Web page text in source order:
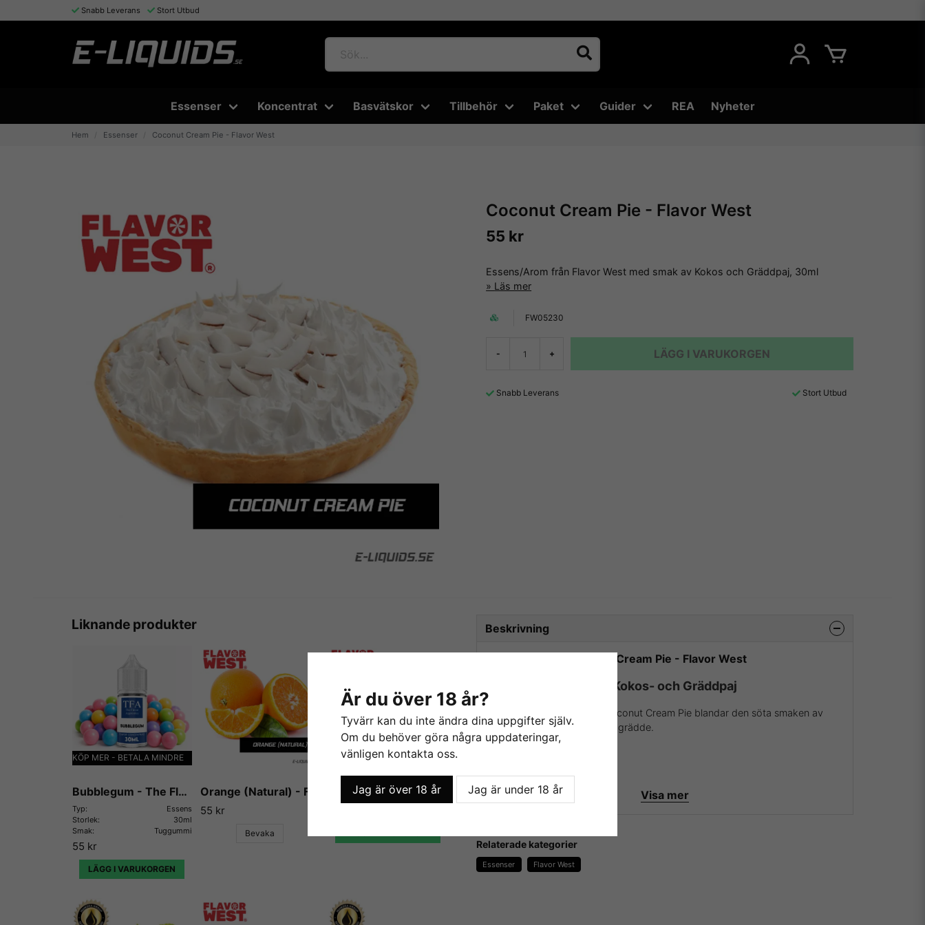
Snabb Leverans Stort Utbud
Essenser Koncentrat Basvätskor Tillbehör Paket Guider REA Nyheter
Hem Essenser Coconut Cream Pie - Flavor West
Coconut Cream Pie - Flavor West
55 kr
Essens/Arom från Flavor West med smak av Kokos och Gräddpaj, 30ml
Läs mer
FW05230
- + LÄGG I VARUKORGEN
Snabb Leverans Stort Utbud
Liknande produkter
KÖP MER - BETALA MINDRE
Bubblegum - The Flavor Apprentice
Typ:
Essens
Storlek:
30ml
Smak:
Tuggummi
55 kr
LÄGG I VARUKORGEN
55 kr
Bevaka
Sweetener - Flavor West
Beskrivning
Beskrivning av Coconut Cream Pie - Flavor West
Coconut Cream Pie / Kokos- och Gräddpaj
Coconut Cream Pie blandar den söta smaken av
kokos med en fantastisk vispgrädde.
Innehåller:
- Smakämnen
- Propylenglykol
Innehåller inga:
- Fetter
- Socker
Visa mer
Relaterade kategorier
Essenser Flavor West
Är du över 18 år?
Tyvärr kan du inte ändra dina uppgifter själv.
Om du behöver göra några uppdateringar,
vänligen kontakta oss.
Jag är över 18 år Jag är under 18 år